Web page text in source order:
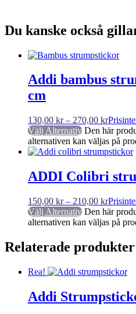
Du kanske också
Addi bambus
cm
130,00 kr – 270,00 kr
Välj Alternativ Den här
alternativen kan väljas på
ADDI Colibri
150,00 kr – 210,00 kr
Välj Alternativ Den här
alternativen kan väljas på
Relaterade produkter
Rea!
Addi